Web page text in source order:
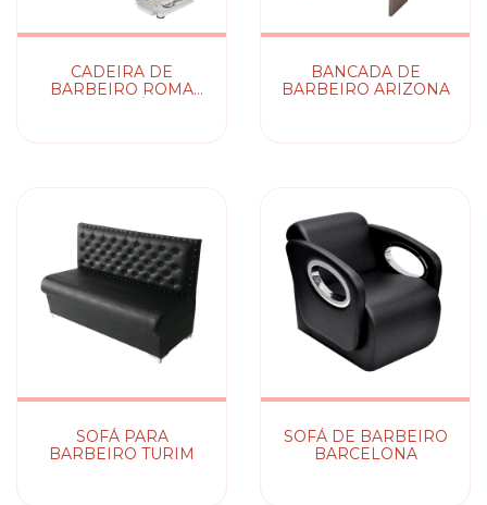
CADEIRA DE
BARBEIRO ROMA
BANCADA DE
BARBEIRO ARIZONA
SOFÁ PARA
BARBEIRO TURIM
SOFÁ DE BARBEIRO
BARCELONA